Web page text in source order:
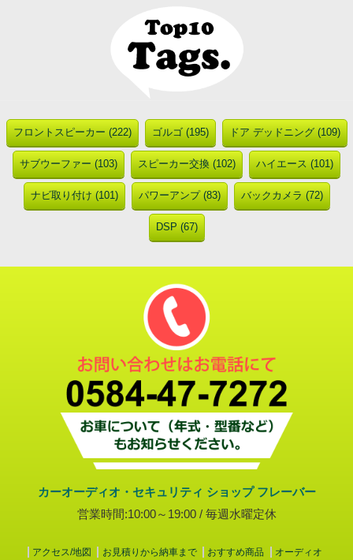
フロントスピーカー (222) ゴルゴ (195) ドア デッドニング (109)
サブウーファー (103) スピーカー交換 (102) ハイエース (101)
ナビ取り付け (101) パワーアンプ (83) バックカメラ (72)
DSP (67)
カーオーディオ・セキュリティ ショップ フレーバー
営業時間:10:00～19:00 / 毎週水曜定休
アクセス/地図 お見積りから納車まで おすすめ商品 オーディオ